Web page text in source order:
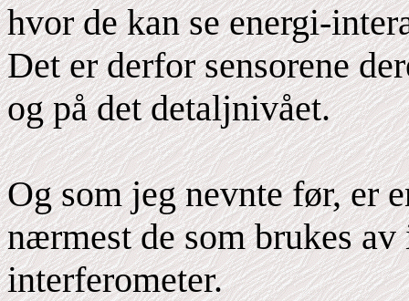
hvor de kan se energi-
Det er derfor sensorene
og på det detaljnivået.
Og som jeg nevnte før, er
nærmest de som brukes
interferometer.